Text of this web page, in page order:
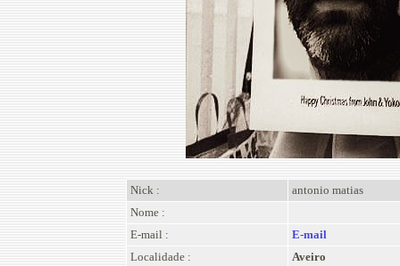
Nick :
antonio matias
Nome :
E-mail :
E-mail
Localidade :
Aveiro